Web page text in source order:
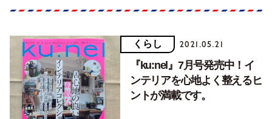
くらし 2021.05.21
『ku:nel』7月号発売中！イ
ンテリアを心地よく整えるヒ
ントが満載です。